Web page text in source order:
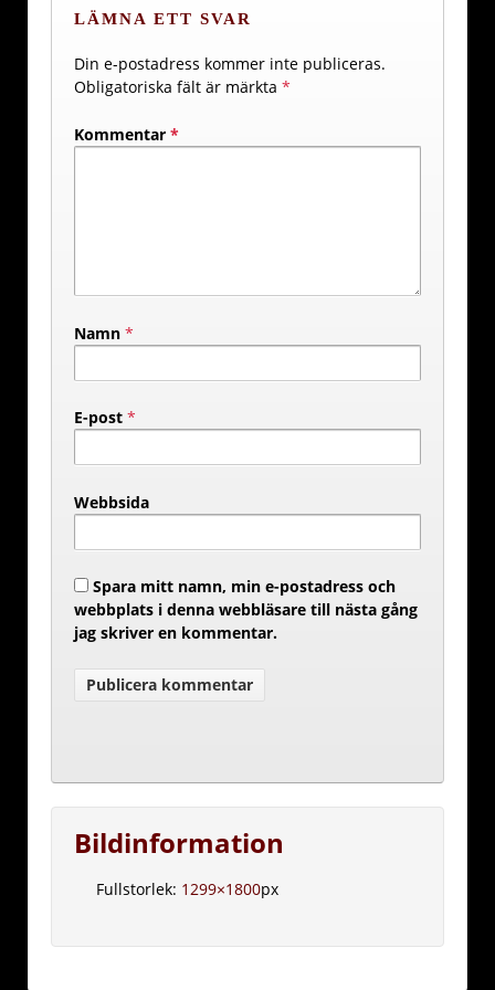
LÄMNA ETT SVAR
Din e-postadress kommer inte publiceras.
Obligatoriska fält är märkta *
Kommentar *
Namn *
E-post *
Webbsida
Spara mitt namn, min e-postadress och
webbplats i denna webbläsare till nästa gång
jag skriver en kommentar.
Bildinformation
Fullstorlek: 1299×1800px